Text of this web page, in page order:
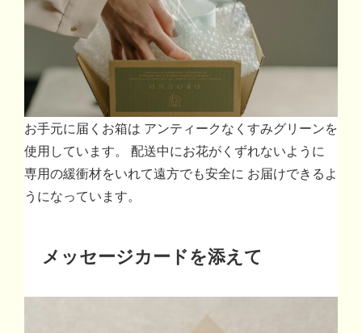
お手元に届くお箱は アンティークなくすみグリーンを
使用しています。 配送中にお花がくずれないように
専用の緩衝材をいれて遠方でも安全に お届けできるよ
うになっています。
メッセージカードを添えて